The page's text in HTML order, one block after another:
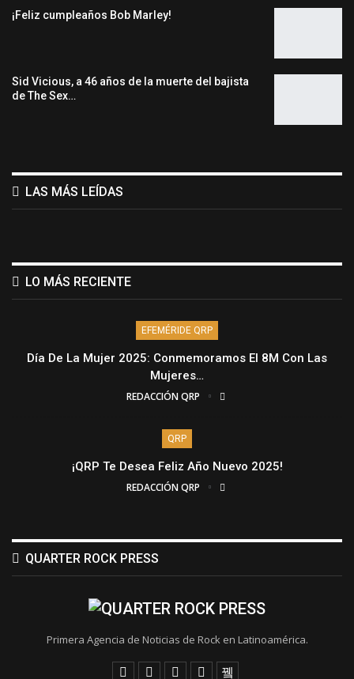
¡Feliz cumpleaños Bob Marley!
Sid Vicious, a 46 años de la muerte del bajista
de The Sex…
LAS MÁS LEÍDAS
LO MÁS RECIENTE
EFEMÉRIDE QRP
Día De La Mujer 2025: Conmemoramos El 8M Con Las
Mujeres…
REDACCIÓN QRP
QRP
¡QRP Te Desea Feliz Año Nuevo 2025!
REDACCIÓN QRP
QUARTER ROCK PRESS
Primera Agencia de Noticias de Rock en Latinoamérica.